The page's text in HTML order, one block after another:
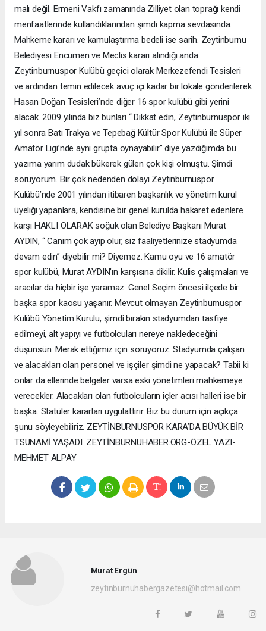
malı değil. Ermeni Vakfı zamanında Zilliyet olan toprağı kendi
menfaatlerinde kullandıklarından şimdi kapma sevdasında.
Mahkeme kararı ve kamulaştırma bedeli ise sarih. Zeytinburnu
Belediyesi Encümen ve Meclis kararı alındığı anda
Zeytinburnuspor Kulübü geçici olarak Merkezefendi Tesisleri
ve ardından temin edilecek avuç içi kadar bir lokale gönderilerek
Hasan Doğan Tesisleri’nde diğer 16 spor kulübü gibi yerini
alacak. 2009 yılında biz bunları “ Dikkat edin, Zeytinburnuspor iki
yıl sonra Batı Trakya ve Tepebağ Kültür Spor Kulübü ile Süper
Amatör Ligi’nde aynı grupta oynayabilir” diye yazdığımda bu
yazıma yarım dudak bükerek gülen çok kişi olmuştu. Şimdi
soruyorum. Bir çok nedenden dolayı Zeytinburnuspor
Kulübü’nde 2001 yılından itibaren başkanlık ve yönetim kurul
üyeliği yapanlara, kendisine bir genel kurulda hakaret edenlere
karşı HAKLI OLARAK soğuk olan Belediye Başkanı Murat
AYDIN, “ Canım çok ayıp olur, siz faaliyetlerinize stadyumda
devam edin” diyebilir mi? Diyemez. Kamu oyu ve 16 amatör
spor kulübü, Murat AYDIN’ın karşısına dikilir. Kulis çalışmaları ve
aracılar da hiçbir işe yaramaz. Genel Seçim öncesi ilçede bir
başka spor kaosu yaşanır. Mevcut olmayan Zeytinburnuspor
Kulübü Yönetim Kurulu, şimdi bırakın stadyumdan tasfiye
edilmeyi, alt yapıyı ve futbolcuları nereye nakledeceğini
düşünsün. Merak ettiğimiz için soruyoruz. Stadyumda çalışan
ve alacakları olan personel ve işçiler şimdi ne yapacak? Tabii ki
onlar da ellerinde belgeler varsa eski yönetimleri mahkemeye
verecekler. Alacakları olan futbolcuların içler acısı halleri ise bir
başka. Statüler kararları uygulattırır. Biz bu durum için açıkça
şunu söyleyebiliriz. ZEYTİNBURNUSPOR KARA’DA BÜYÜK BİR
TSUNAMİ YAŞADI. ZEYTİNBURNUHABER.ORG-ÖZEL YAZI-
MEHMET ALPAY
Murat Ergün
zeytinburnuhabergazetesi@hotmail.com